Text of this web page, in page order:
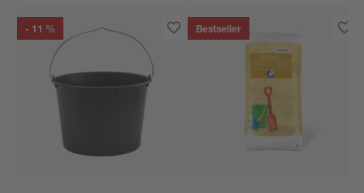
- 11 % Bestseller